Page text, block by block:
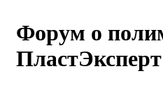
Форум о
ПластЭксперт